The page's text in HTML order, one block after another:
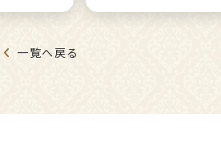
一覧へ戻る